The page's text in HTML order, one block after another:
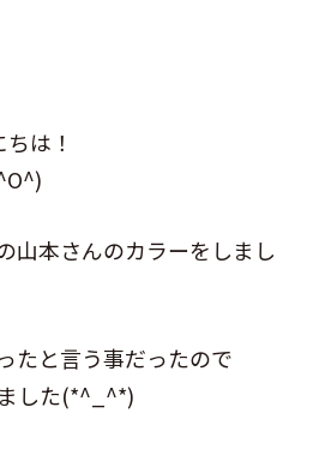
は！
山本さんのカラーをしまし
たと言う事だったので
した(*^_^*)